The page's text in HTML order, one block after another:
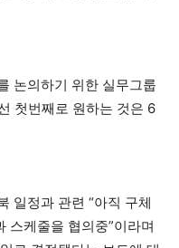
논의하기 위한 실무그룹
첫번째로 원하는 것은 6
일정과 관련 “아직 구체
스케줄을 협의중”이라며